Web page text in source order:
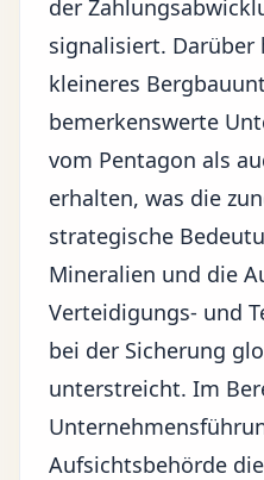
der
signalisiert. Darüber
kleineres
bemerkenswerte
vom Pentagon als
erhalten, was die
strategische
Mineralien und die
Verteidigungs- und
bei der Sicherung
unterstreicht. Im
Aufsichtsbehörde